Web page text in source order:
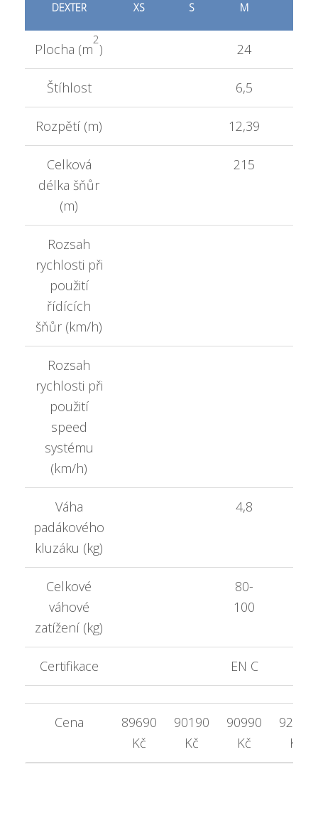
DEXTER XS S M
Plocha (m
2
) 24
Štíhlost 6,5
Rozpětí (m) 12,39
Celková
délka šňůr
(m)
215
Rozsah
rychlosti při
použití
řídících
šňůr (km/h)
Rozsah
rychlosti při
použití
speed
systému
(km/h)
Váha
padákového
kluzáku (kg)
4,8
Celkové
váhové
zatížení (kg)
80-
100
Certifikace EN C
Cena
89690
Kč
90190
Kč
90990
Kč
92190
Kč